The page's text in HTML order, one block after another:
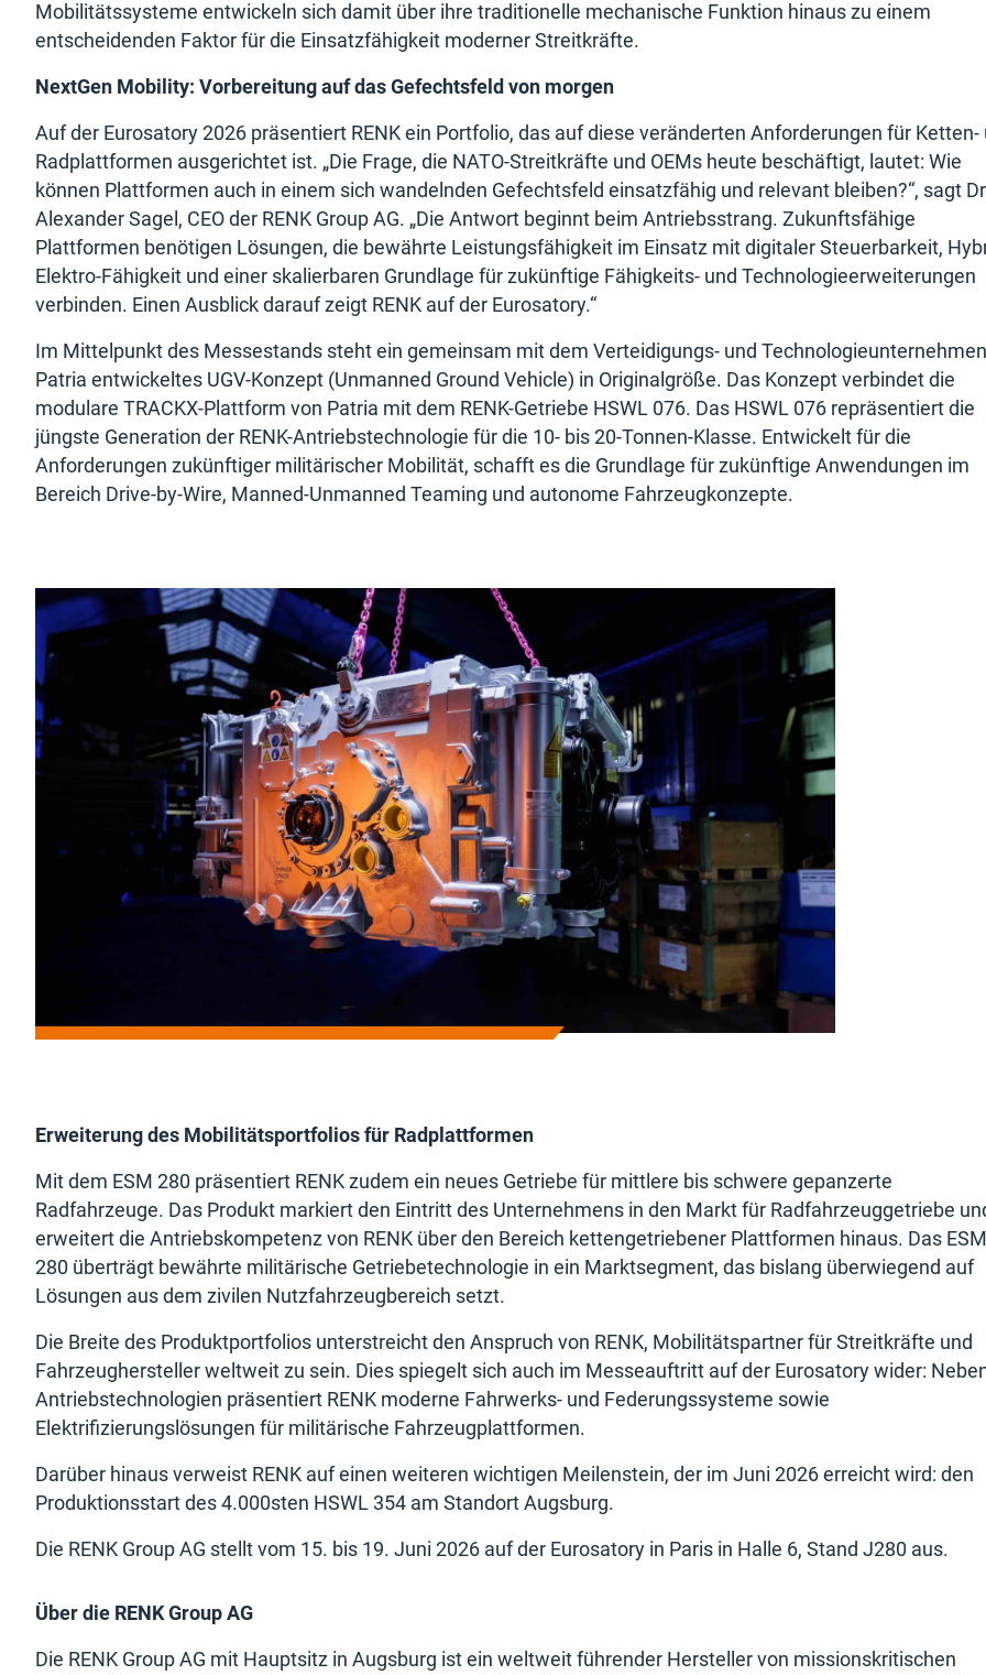
Mobilitätssysteme entwickeln sich damit über ihre traditionelle mechanische Funktion hinaus zu einem
entscheidenden Faktor für die Einsatzfähigkeit moderner Streitkräfte.
NextGen Mobility: Vorbereitung auf das Gefechtsfeld von morgen
Auf der Eurosatory 2026 präsentiert RENK ein Portfolio, das auf diese veränderten Anforderungen für Ketten-
Radplattformen ausgerichtet ist. „Die Frage, die NATO-Streitkräfte und OEMs heute beschäftigt, lautet: Wie
können Plattformen auch in einem sich wandelnden Gefechtsfeld einsatzfähig und relevant bleiben?“, sagt
Alexander Sagel, CEO der RENK Group AG. „Die Antwort beginnt beim Antriebsstrang. Zukunftsfähige
Plattformen benötigen Lösungen, die bewährte Leistungsfähigkeit im Einsatz mit digitaler Steuerbarkeit,
Elektro-Fähigkeit und einer skalierbaren Grundlage für zukünftige Fähigkeits- und Technologieerweiterungen
verbinden. Einen Ausblick darauf zeigt RENK auf der Eurosatory.“
Im Mittelpunkt des Messestands steht ein gemeinsam mit dem Verteidigungs- und Technologieunternehmen
Patria entwickeltes UGV-Konzept (Unmanned Ground Vehicle) in Originalgröße. Das Konzept verbindet die
modulare TRACKX-Plattform von Patria mit dem RENK-Getriebe HSWL 076. Das HSWL 076 repräsentiert die
jüngste Generation der RENK-Antriebstechnologie für die 10- bis 20-Tonnen-Klasse. Entwickelt für die
Anforderungen zukünftiger militärischer Mobilität, schafft es die Grundlage für zukünftige Anwendungen im
Bereich Drive-by-Wire, Manned-Unmanned Teaming und autonome Fahrzeugkonzepte.
Erweiterung des Mobilitätsportfolios für Radplattformen
Mit dem ESM 280 präsentiert RENK zudem ein neues Getriebe für mittlere bis schwere gepanzerte
Radfahrzeuge. Das Produkt markiert den Eintritt des Unternehmens in den Markt für Radfahrzeuggetriebe
erweitert die Antriebskompetenz von RENK über den Bereich kettengetriebener Plattformen hinaus. Das ESM
280 überträgt bewährte militärische Getriebetechnologie in ein Marktsegment, das bislang überwiegend auf
Lösungen aus dem zivilen Nutzfahrzeugbereich setzt.
Die Breite des Produktportfolios unterstreicht den Anspruch von RENK, Mobilitätspartner für Streitkräfte und
Fahrzeughersteller weltweit zu sein. Dies spiegelt sich auch im Messeauftritt auf der Eurosatory wider:
Antriebstechnologien präsentiert RENK moderne Fahrwerks- und Federungssysteme sowie
Elektrifizierungslösungen für militärische Fahrzeugplattformen.
Darüber hinaus verweist RENK auf einen weiteren wichtigen Meilenstein, der im Juni 2026 erreicht wird: den
Produktionsstart des 4.000sten HSWL 354 am Standort Augsburg.
Die RENK Group AG stellt vom 15. bis 19. Juni 2026 auf der Eurosatory in Paris in Halle 6, Stand J280 aus.
Über die RENK Group AG
Die RENK Group AG mit Hauptsitz in Augsburg ist ein weltweit führender Hersteller von missionskritischen